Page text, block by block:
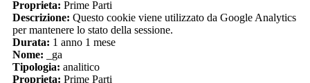
Proprieta: Prime Parti
Descrizione: Questo cookie viene utilizzato da Google Analytics
per mantenere lo stato della sessione.
Durata: 1 anno 1 mese
Nome: _ga
Tipologia: analitico
Proprieta: Prime Parti